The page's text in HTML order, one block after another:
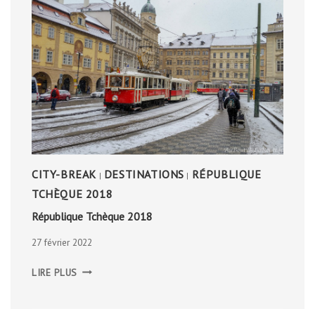
CITY-BREAK | DESTINATIONS | RÉPUBLIQUE
TCHÈQUE 2018
République Tchèque 2018
27 février 2022
LIRE PLUS TCHÈQUE